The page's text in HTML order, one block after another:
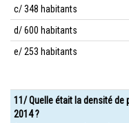
c/ 348 habitants
d/ 600 habitants
e/ 253 habitants
11/ Quelle était la densité
2014 ?